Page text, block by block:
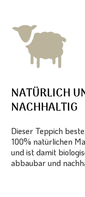
NATÜRLICH
NACHHALTIG
Dieser Teppich
100% natürlichen
und ist damit
abbaubar und